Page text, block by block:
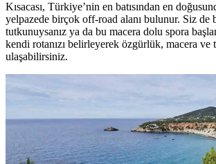
Kısacası, Türkiye’nin en batısından en
yelpazede birçok off-road alanı bulunur. Siz de
tutkunuysanız ya da bu macera dolu spora
kendi rotanızı belirleyerek özgürlük, macera
ulaşabilirsiniz.